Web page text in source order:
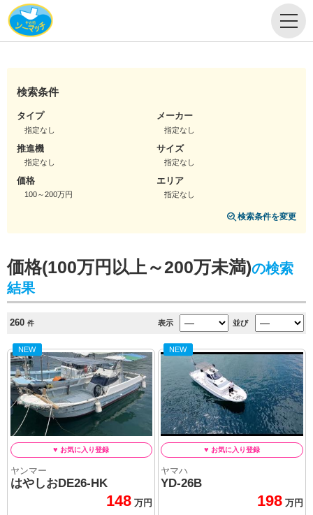
価格(100万円以上～200万未満)の検索
結果
260 件 表示 並び
ヤンマー
はやしおDE26-HK
148 万円
NEW
ヤマハ
YD-26B
198 万円
NEW
検索条件
タイプ
指定なし
メーカー
指定なし
推進機
指定なし
サイズ
指定なし
価格
100～200万円
エリア
指定なし
検索条件を変更